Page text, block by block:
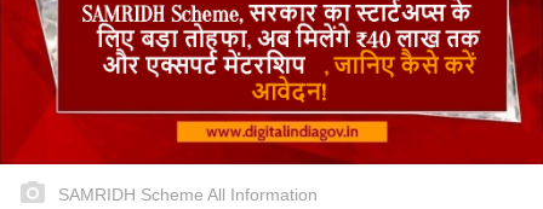
SAMRIDH Scheme All Information